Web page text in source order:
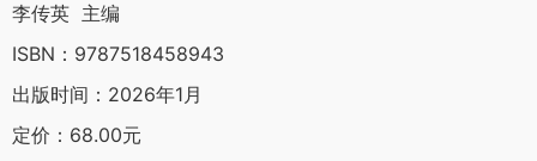
李传英 主编
ISBN：9787518458943
出版时间：2026年1月
定价：68.00元